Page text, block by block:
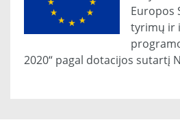
Europos
tyrimų ir
2020“ pagal dotacijos sutartį